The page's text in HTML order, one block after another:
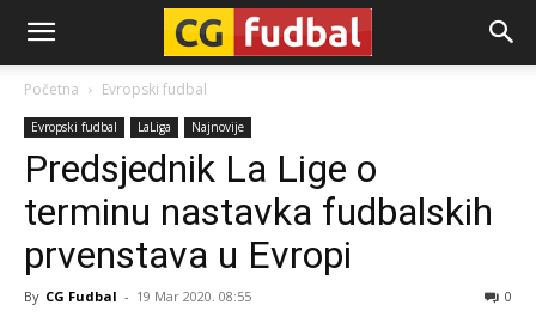
CG-
Fudbal
Početna Evropski fudbal
Evropski fudbal LaLiga Najnovije
Predsjednik La Lige o
terminu nastavka fudbalskih
prvenstava u Evropi
By CG Fudbal - 19 Mar 2020. 08:55 0